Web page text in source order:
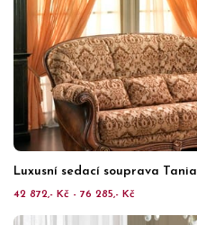
Luxusní sedací souprava Tania
42 872,- Kč - 76 285,- Kč